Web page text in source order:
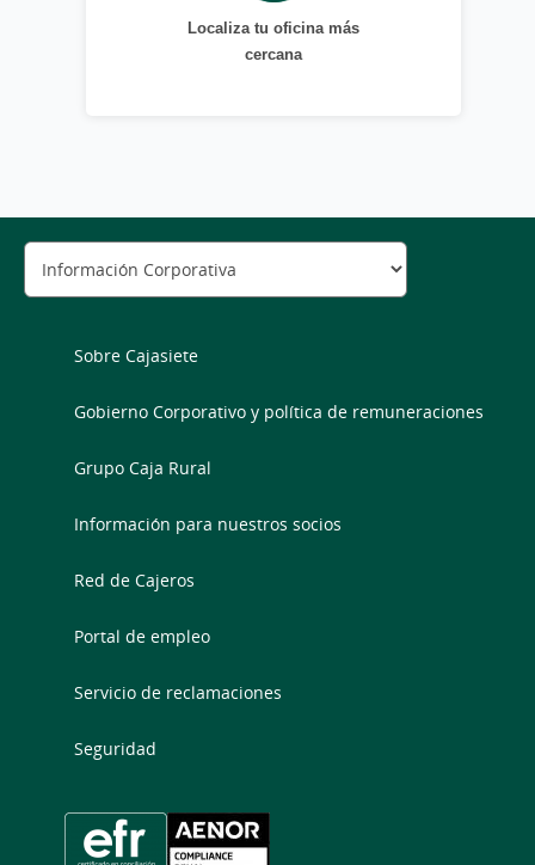
Localiza tu oficina más
cercana
Sobre Cajasiete
Gobierno Corporativo y política de remuneraciones
Grupo Caja Rural
Información para nuestros socios
Red de Cajeros
Portal de empleo
Servicio de reclamaciones
Seguridad